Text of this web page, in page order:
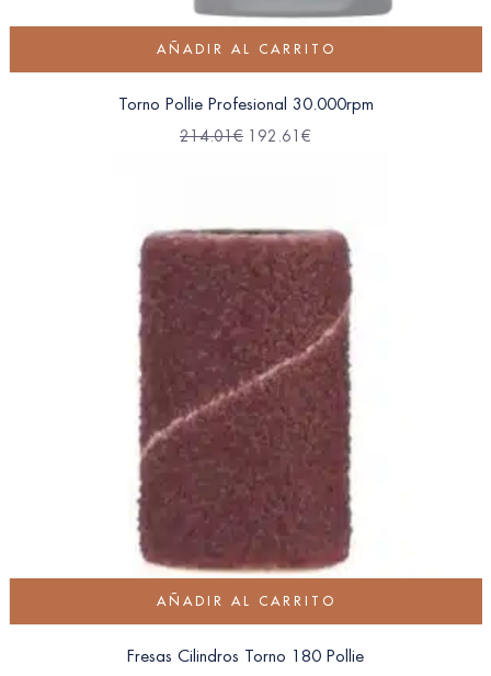
AÑADIR AL CARRITO
Torno Pollie Profesional 30.000rpm
214.01€ 192.61 €
AÑADIR AL CARRITO
Fresas Cilindros Torno 180 Pollie